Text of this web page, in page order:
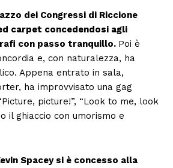
dei Congressi di Riccione
carpet concedendosi agli
con passo tranquillo. Poi è
e, con naturalezza, ha
Appena entrato in sala,
ha improvvisato una gag
picture!”, “Look to me, look
il ghiaccio con umorismo e
Spacey si è concesso alla